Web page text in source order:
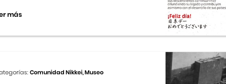
más
Comunidad Nikkei, Museo